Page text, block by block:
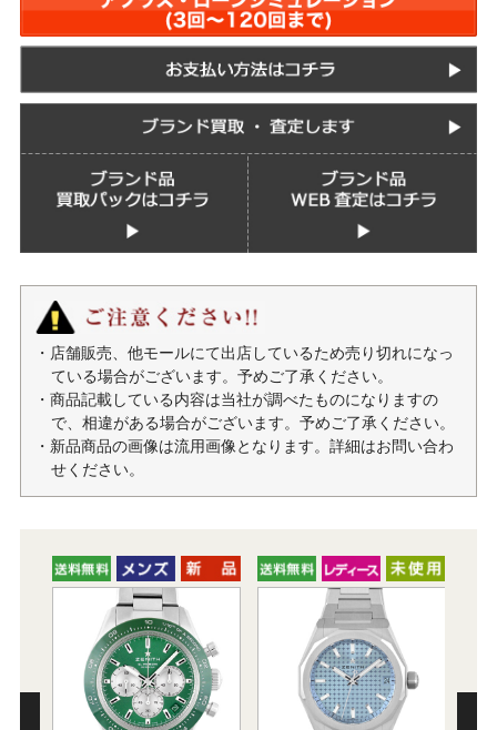
・店舗販売、他モールにて出店しているため売り切れになっ
ている場合がございます。予めご了承ください。
・商品記載している内容は当社が調べたものになりますの
で、相違がある場合がございます。予めご了承ください。
・新品商品の画像は流用画像となります。詳細はお問い合わ
せください。